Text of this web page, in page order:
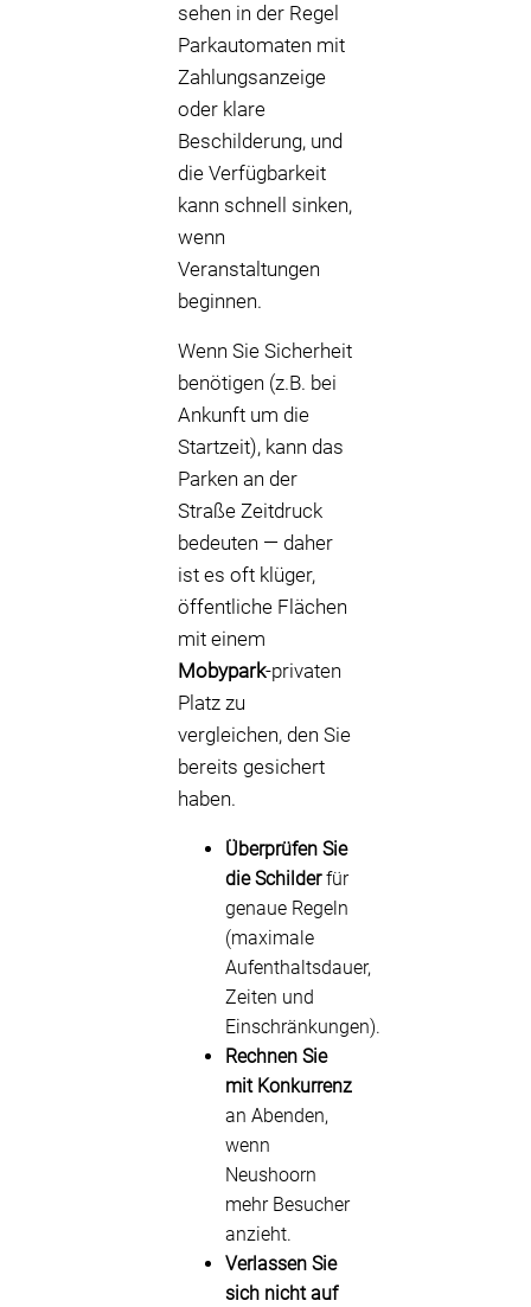
sehen in der Regel
Parkautomaten mit
Zahlungsanzeige
oder klare
Beschilderung, und
die Verfügbarkeit
kann schnell sinken,
wenn
Veranstaltungen
beginnen.
Wenn Sie Sicherheit
benötigen (z.B. bei
Ankunft um die
Startzeit), kann das
Parken an der
Straße Zeitdruck
bedeuten — daher
ist es oft klüger,
öffentliche Flächen
mit einem
Mobypark-privaten
Platz zu
vergleichen, den Sie
bereits gesichert
haben.
Überprüfen Sie
die Schilderfür
genaue Regeln
(maximale
Aufenthaltsdauer,
Zeiten und
Einschränkungen).
Rechnen Sie
mit Konkurrenz
an Abenden,
wenn
Neushoorn
mehr Besucher
anzieht.
Verlassen Sie
sich nicht auf